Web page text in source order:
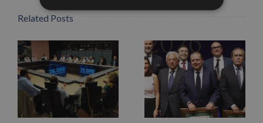
Related Posts